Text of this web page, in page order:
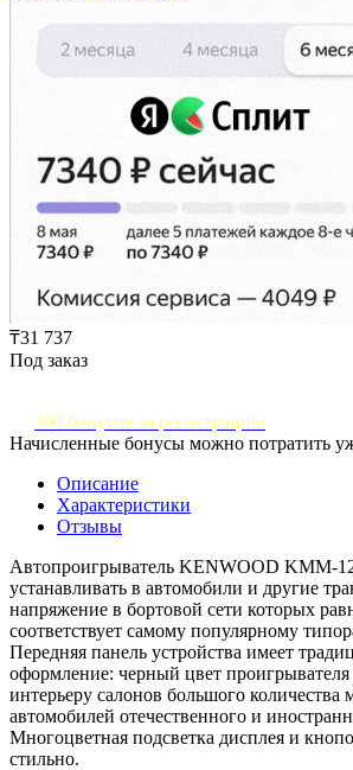
₸31 737
Под заказ
300 бонусов за регистрацию
Начисленные бонусы можно потратить
Описание
Характеристики
Отзывы
Автопроигрыватель KENWOOD KMM-
устанавливать в автомобили и другие
напряжение в бортовой сети которых
соответствует самому популярному
Передняя панель устройства имеет
оформление: черный цвет проигрывателя
интерьеру салонов большого количества
автомобилей отечественного и
Многоцветная подсветка дисплея и
стильно.